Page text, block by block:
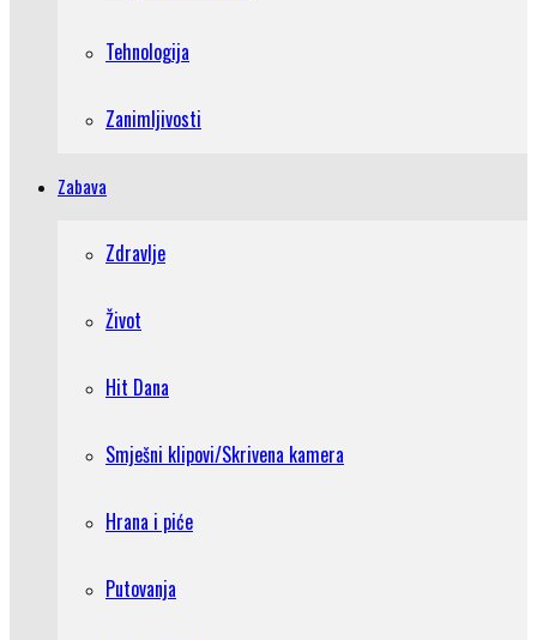
Tehnologija
Zanimljivosti
Zabava
Zdravlje
Život
Hit Dana
Smješni klipovi/Skrivena kamera
Hrana i piće
Putovanja